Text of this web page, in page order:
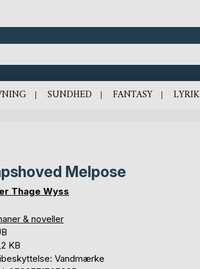
SUNDHED FANTASY LYRIK
Melpose
Thage Wyss
& noveller
KB
Vandmærke